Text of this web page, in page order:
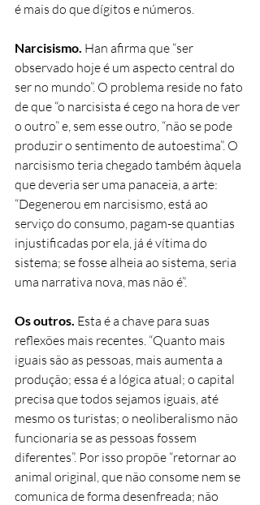
é mais do que dígitos e números.
Narcisismo. Han afirma que “ser
observado hoje é um aspecto central do
ser no mundo”. O problema reside no fato
de que “o narcisista é cego na hora de ver
o outro” e, sem esse outro, “não se pode
produzir o sentimento de autoestima”. O
narcisismo teria chegado também àquela
que deveria ser uma panaceia, a arte:
“Degenerou em narcisismo, está ao
serviço do consumo, pagam-se quantias
injustificadas por ela, já é vítima do
sistema; se fosse alheia ao sistema, seria
uma narrativa nova, mas não é”.
Os outros. Esta é a chave para suas
reflexões mais recentes. “Quanto mais
iguais são as pessoas, mais aumenta a
produção; essa é a lógica atual; o capital
precisa que todos sejamos iguais, até
mesmo os turistas; o neoliberalismo não
funcionaria se as pessoas fossem
diferentes”. Por isso propõe “retornar ao
animal original, que não consome nem se
comunica de forma desenfreada; não